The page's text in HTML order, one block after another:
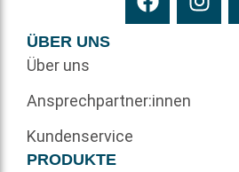
ÜBER UNS
Über uns
Ansprechpartner:innen
Kundenservice
PRODUKTE